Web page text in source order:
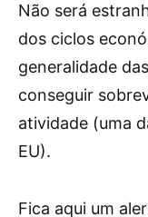
Não será
dos ciclos
generalidade
conseguir
atividade (uma
EU).
Fica aqui um